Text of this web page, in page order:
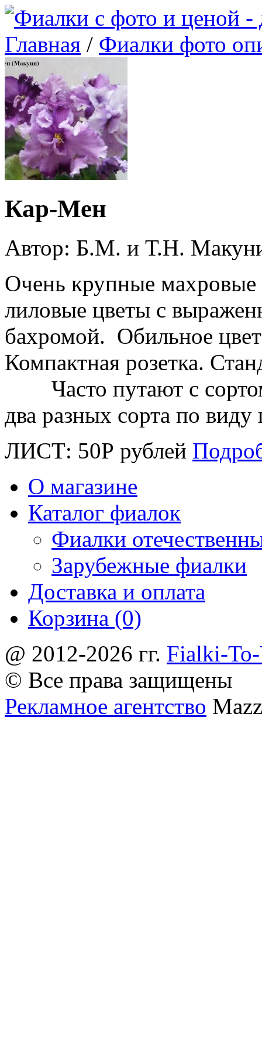
Главная / Фиалки фото
Кар-Мен
Автор: Б.М. и Т.Н.
Очень крупные
лиловые цветы с
бахромой. Обильное
Компактная
Часто путают с
два разных сорта по
ЛИСТ: 50Р рублей
О магазине
Каталог фиалок
Фиалки
Зарубежные фиалки
Доставка и оплата
Корзина (0)
@ 2012-2026 гг. Fialki-
© Все права защищены
Рекламное агентство